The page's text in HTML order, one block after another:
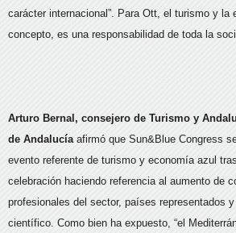
carácter internacional”. Para Ott, el turismo y la
concepto, es una responsabilidad de toda la
Arturo Bernal, consejero de Turismo y
de Andalucíaafirmó que Sun&Blue Congress
evento referente de turismo y economía azul
celebración haciendo referencia al aumento de
profesionales del sector, países representados
científico. Como bien ha expuesto, “el